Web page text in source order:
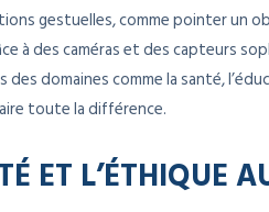
gestuelles, comme pointer
à des caméras et des capteurs
domaines comme la santé,
toute la différence.
ET L’ÉTHIQUE